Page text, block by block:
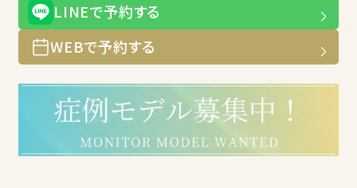
LINEで予約する
WEBで予約する